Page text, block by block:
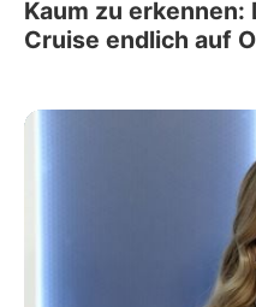
Kaum zu
Cruise endlich auf